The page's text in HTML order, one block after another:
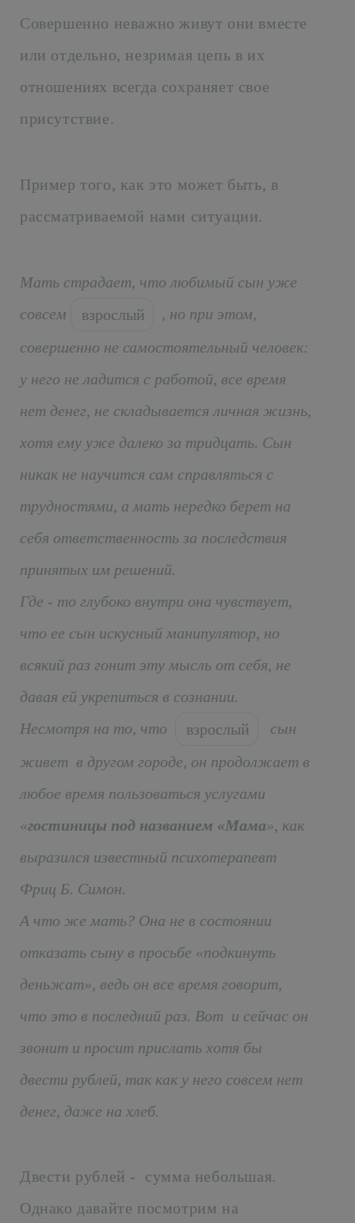
Совершенно неважно живут они вместе
или отдельно, незримая цепь в их
отношениях всегда сохраняет свое
присутствие.
Пример того, как это может быть, в
рассматриваемой нами ситуации.
Мать страдает, что любимый сын уже
совсем
взрослый
, но при этом,
совершенно не самостоятельный человек:
у него не ладится с работой, все время
нет денег, не складывается личная жизнь,
хотя ему уже далеко за тридцать. Сын
никак не научится сам справляться с
трудностями, а мать нередко берет на
себя ответственность за последствия
принятых им решений.
Где - то глубоко внутри она чувствует,
что ее сын искусный манипулятор, но
всякий раз гонит эту мысль от себя, не
давая ей укрепиться в сознании.
Несмотря на то, что
взрослый
сын
живет в другом городе, он продолжает в
любое время пользоваться услугами
«гостиницы под названием «Мама», как
выразился известный психотерапевт
Фриц Б. Симон.
А что же мать? Она не в состоянии
отказать сыну в просьбе «подкинуть
деньжат», ведь он все время говорит,
что это в последний раз. Вот и сейчас он
звонит и просит прислать хотя бы
двести рублей, так как у него совсем нет
денег, даже на хлеб.
Двести рублей - сумма небольшая.
Однако давайте посмотрим на